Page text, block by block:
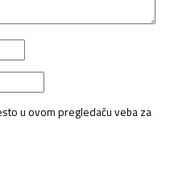
u ovom pregledaču veba za